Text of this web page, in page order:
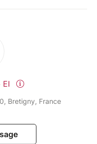
EI
Bretigny, France